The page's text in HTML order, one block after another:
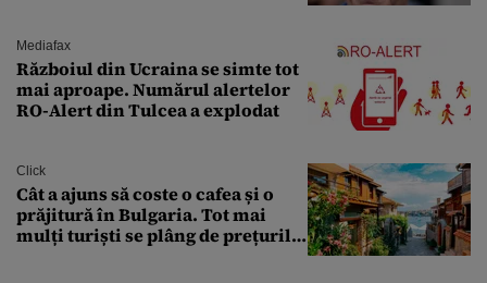
Mediafax
Războiul din Ucraina se simte tot
mai aproape. Numărul alertelor
RO-Alert din Tulcea a explodat
Click
Cât a ajuns să coste o cafea și o
prăjitură în Bulgaria. Tot mai
mulți turiști se plâng de prețurile